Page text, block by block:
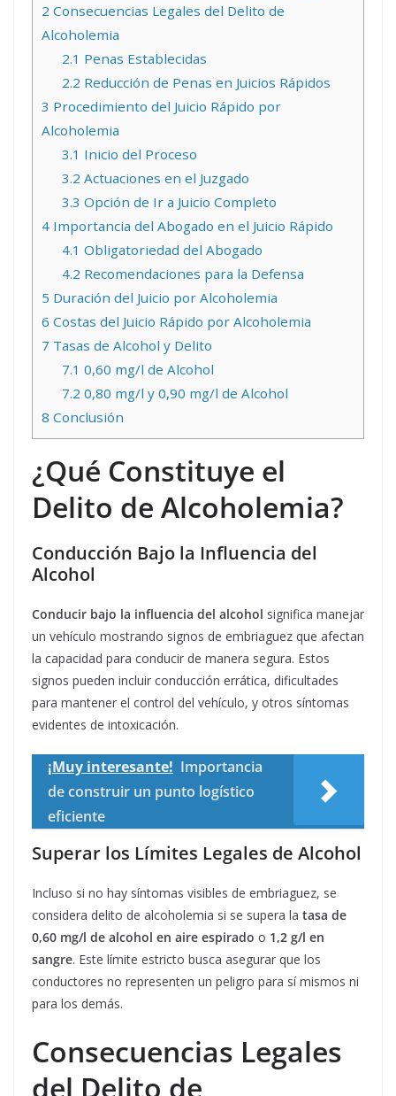
2 Consecuencias Legales del Delito de
Alcoholemia
2.1 Penas Establecidas
2.2 Reducción de Penas en Juicios Rápidos
3 Procedimiento del Juicio Rápido por
Alcoholemia
3.1 Inicio del Proceso
3.2 Actuaciones en el Juzgado
3.3 Opción de Ir a Juicio Completo
4 Importancia del Abogado en el Juicio Rápido
4.1 Obligatoriedad del Abogado
4.2 Recomendaciones para la Defensa
5 Duración del Juicio por Alcoholemia
6 Costas del Juicio Rápido por Alcoholemia
7 Tasas de Alcohol y Delito
7.1 0,60 mg/l de Alcohol
7.2 0,80 mg/l y 0,90 mg/l de Alcohol
8 Conclusión
¿Qué Constituye el
Delito de Alcoholemia?
Conducción Bajo la Influencia del
Alcohol
Conducir bajo la influencia del alcohol significa manejar
un vehículo mostrando signos de embriaguez que afectan
la capacidad para conducir de manera segura. Estos
signos pueden incluir conducción errática, dificultades
para mantener el control del vehículo, y otros síntomas
evidentes de intoxicación.
¡Muy interesante! Importancia
de construir un punto logístico
eficiente
Superar los Límites Legales de Alcohol
Incluso si no hay síntomas visibles de embriaguez, se
considera delito de alcoholemia si se supera la tasa de
0,60 mg/l de alcohol en aire espirado o 1,2 g/l en
sangre. Este límite estricto busca asegurar que los
conductores no representen un peligro para sí mismos ni
para los demás.
Consecuencias Legales
del Delito de